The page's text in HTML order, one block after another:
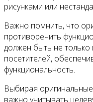
рисунками или
Важно помнить, что
противоречить
должен быть не
посетителей,
функциональность.
Выбирая
важно учитывать